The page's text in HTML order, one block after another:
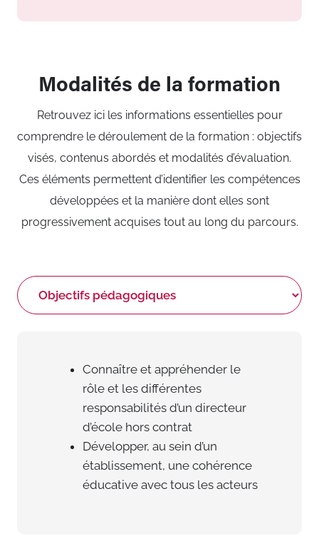
Modalités de la formation
Retrouvez ici les informations essentielles pour
comprendre le déroulement de la formation : objectifs
visés, contenus abordés et modalités d’évaluation.
Ces éléments permettent d’identifier les compétences
développées et la manière dont elles sont
progressivement acquises tout au long du parcours.
Choisir
un
onglet
Connaître et appréhender le
rôle et les différentes
responsabilités d’un directeur
d’école hors contrat
Développer, au sein d’un
établissement, une cohérence
éducative avec tous les acteurs